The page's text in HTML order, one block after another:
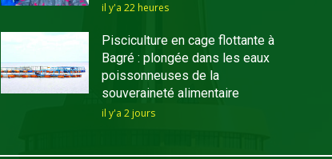
il y'a 22 heures
Pisciculture en cage flottante à
Bagré : plongée dans les eaux
poissonneuses de la
souveraineté alimentaire
il y'a 2 jours